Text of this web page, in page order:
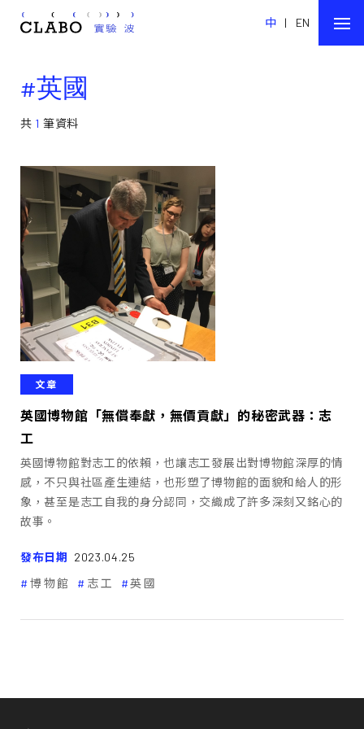
中 | EN
#英國
共 1 筆資料
文章
英國博物館「無償奉獻，無價貢獻」的秘密武器：志
工
英國博物館對志工的依賴，也讓志工發展出對博物館深厚的情
感，不只與社區產生連結，也形塑了博物館的面貌和給人的形
象，甚至是志工自我的身分認同，交織成了許多深刻又銘心的
故事。
發布日期 2023.04.25
博物館
志工 英國